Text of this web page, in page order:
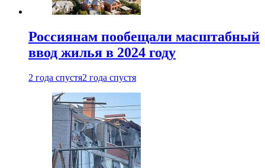
Россиянам пообещали масштабный
ввод жилья в 2024 году
2 года спустя2 года спустя